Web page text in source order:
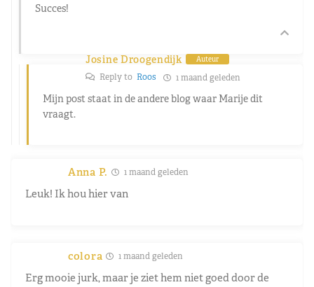
Succes!
Josine Droogendijk Auteur
Reply to Roos 1 maand geleden
Mijn post staat in de andere blog waar Marije dit
vraagt.
Anna P. 1 maand geleden
Leuk! Ik hou hier van
colora 1 maand geleden
Erg mooie jurk, maar je ziet hem niet goed door de